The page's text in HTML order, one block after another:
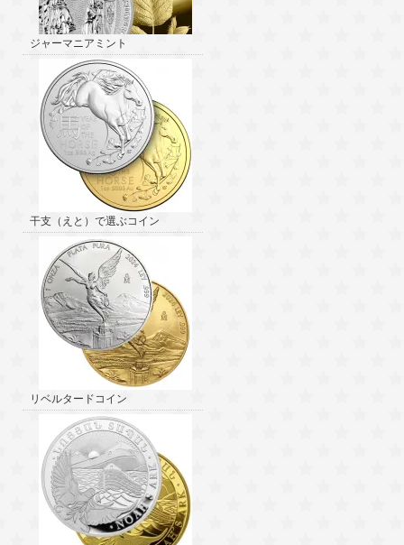
ジャーマニアミント
干支（えと）で選ぶコイン
リベルタードコイン